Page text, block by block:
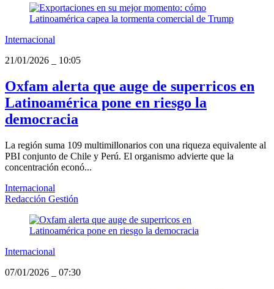
Internacional
21/01/2026
10:05
Oxfam alerta que auge de superricos en
Latinoamérica pone en riesgo la
democracia
La región suma 109 multimillonarios con una riqueza equivalente al
PBI conjunto de Chile y Perú. El organismo advierte que la
concentración econó...
Internacional
Redacción Gestión
Internacional
07/01/2026
07:30